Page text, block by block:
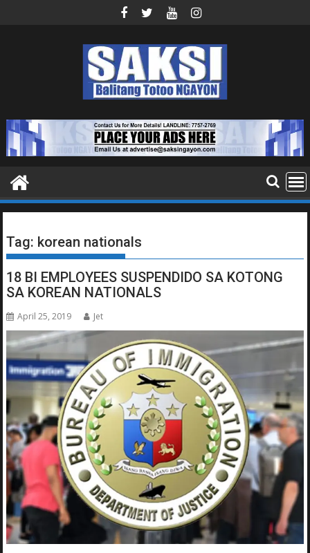
Tag: korean nationals
18 BI EMPLOYEES SUSPENDIDO SA KOTONG
SA KOREAN NATIONALS
April 25, 2019 Jet